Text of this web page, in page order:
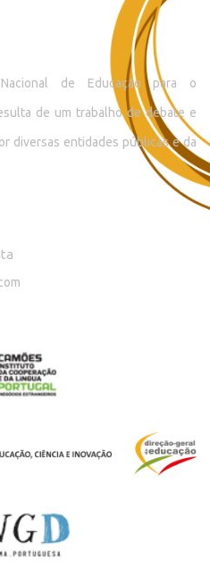
de Educação para o
de um trabalho de debate e
diversas entidades públicas e da